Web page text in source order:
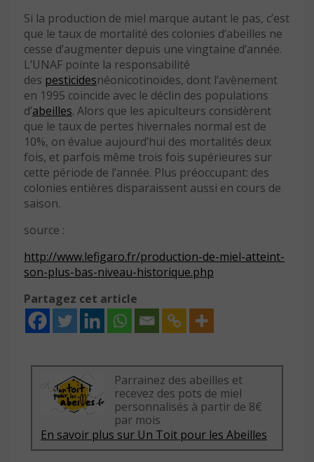
Si la production de miel marque autant le pas, c’est
que le taux de mortalité des colonies d’abeilles ne
cesse d’augmenter depuis une vingtaine d’année.
L’UNAF pointe la responsabilité
des pesticidesnéonicotinoïdes, dont l’avènement
en 1995 coïncide avec le déclin des populations
d’abeilles. Alors que les apiculteurs considèrent
que le taux de pertes hivernales normal est de
10%, on évalue aujourd’hui des mortalités deux
fois, et parfois même trois fois supérieures sur
cette période de l’année. Plus préoccupant: des
colonies entières disparaissent aussi en cours de
saison.
source :
http://www.lefigaro.fr/production-de-miel-atteint-
son-plus-bas-niveau-historique.php
Partagez cet article
Parrainez des abeilles et
recevez des pots de miel
personnalisés à partir de 8€
par mois
En savoir plus sur Un Toit pour les Abeilles